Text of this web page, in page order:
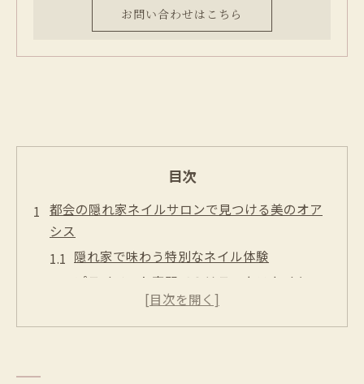
お問い合わせはこちら
目次
都会の隠れ家ネイルサロンで見つける美のオア
シス
隠れ家で味わう特別なネイル体験
プライベート空間でのリラックスタイム
東京都立川市で静寂を楽しむネイルサロン
都会の喧騒を忘れる癒しのオアシス